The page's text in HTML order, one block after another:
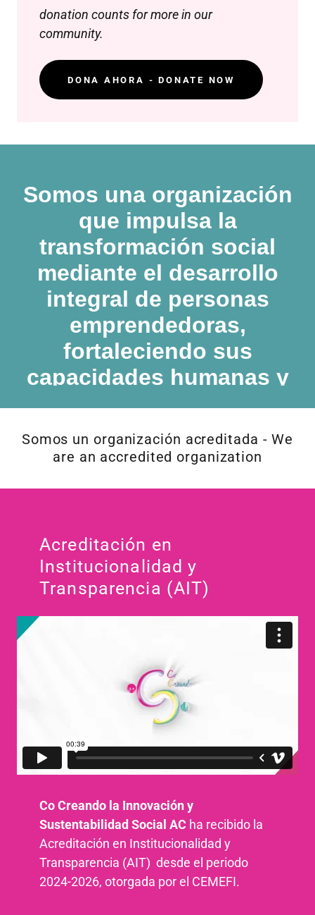
donation counts for more in our
community.
DONA AHORA - DONATE NOW
Somos un organización acreditada - We
are an accredited organization
Acreditación en
Institucionalidad y
Transparencia (AIT)
Co Creando la Innovación y
Sustentabilidad Social AC ha recibido la
Acreditación en Institucionalidad y
Transparencia (AIT) desde el periodo
2024-2026, otorgada por el CEMEFI.